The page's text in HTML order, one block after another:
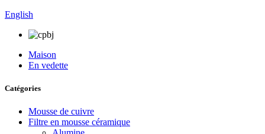
English
Maison
En vedette
Catégories
Mousse de cuivre
Filtre en mousse céramique